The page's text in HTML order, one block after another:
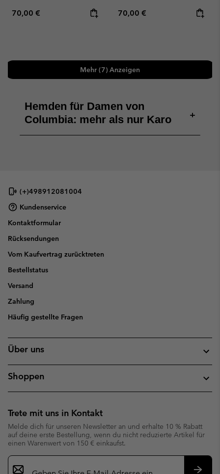
Regular price:
70,00 € Regular price:
70,00 €
Mehr (7) Anzeigen
Hemden für Damen von
Columbia: mehr als nur Karo
+
(+)498912081004
Kundenservice
Kontaktformular
Rücksendungen
Vom Kaufvertrag zurücktreten
Bestellstatus
Versand
Zahlung
Häufig gestellte Fragen
Über uns
Shoppen
Trete mit uns in Kontakt
Melde dich für unseren Newsletter an und erhalte 10 % Rabatt
auf deine erste Bestellung, wenn du nicht reduzierte Artikel für
einen Warenwert von 150 € einkaufst.
Newsletter-
Anmeldung